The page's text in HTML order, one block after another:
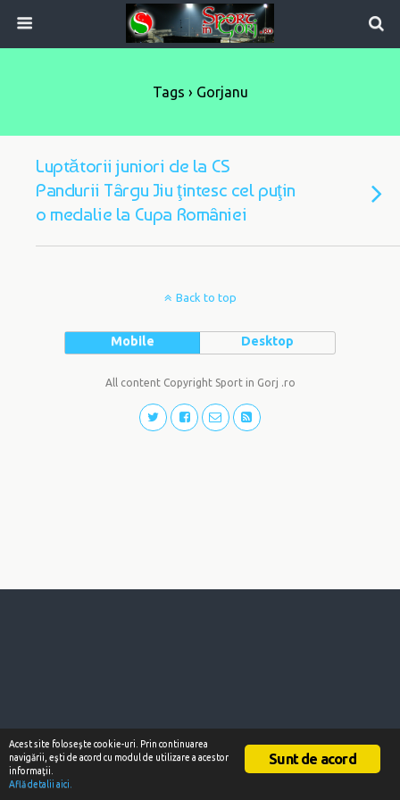
Tags › Gorjanu
Luptătorii juniori de la CS
Pandurii Târgu Jiu ţintesc cel puţin
o medalie la Cupa României
Back to top
Mobile Desktop
All content Copyright Sport in Gorj .ro
Sunt de acord
Acest site foloseşte cookie-uri. Prin continuarea
navigării, eşti de acord cu modul de utilizare a acestor
informaţii.
Află detalii aici.